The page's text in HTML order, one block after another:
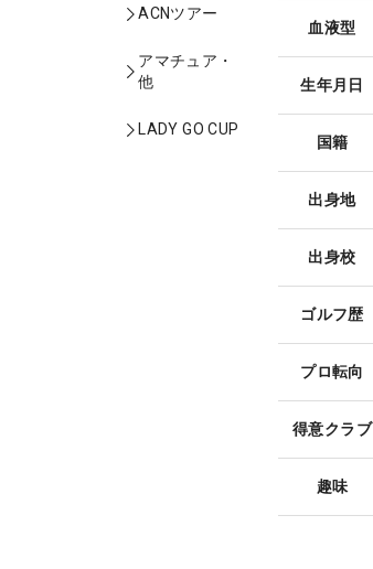
ACNツアー
アマチュア・
他
LADY GO CUP
血液型
生年月日
国籍
出身地
出身校
ゴルフ歴
プロ転向
得意クラブ
趣味